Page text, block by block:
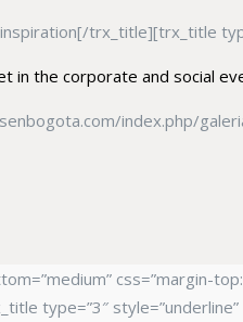
trx_title][trx_title
in the corporate and social
index.php/
css=”margin-
type=”3″